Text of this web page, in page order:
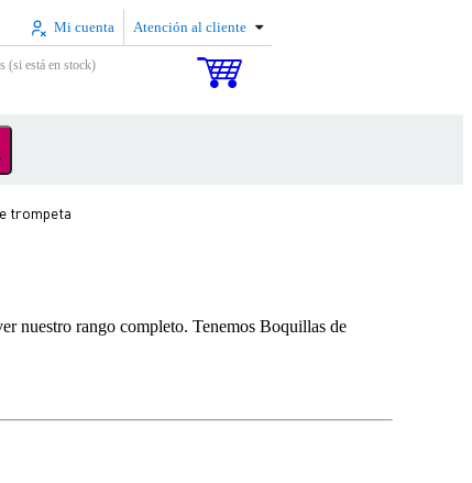
Mi cuenta Atención al cliente
(si está en stock)
trompeta
nuestro rango completo. Tenemos Boquillas de